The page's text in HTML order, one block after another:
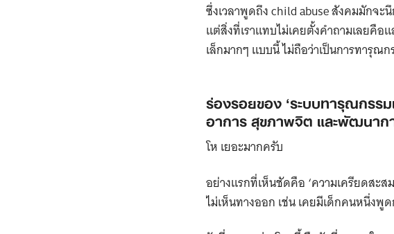
Search
for:
ซึ่งเวลาพูดถึง child abuse สังคมมักจ
แต่สิ่งที่เราแทบไม่เคยตั้งคำถามเลยคื
เล็กมากๆ แบบนี้ ไม่ถือว่าเป็นการทารุณก
ร่องรอยของ ‘ระบบทารุณกรร
อาการ สุขภาพจิต และพัฒนาก
โห เยอะมากครับ
อย่างแรกที่เห็นชัดคือ ‘ความเครียดสะ
ไม่เห็นทางออก เช่น เคยมีเด็กคนหนึ่ง